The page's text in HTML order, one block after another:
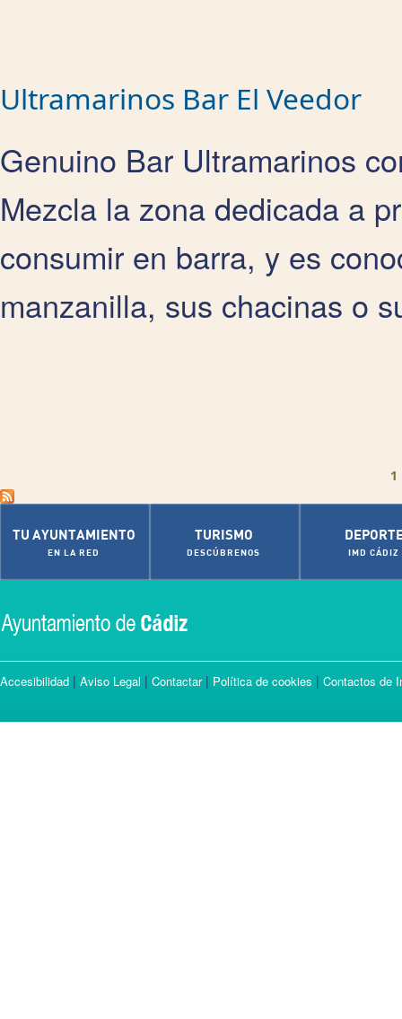
Ultramarinos Bar El Veedor
Genuino Bar Ultramarinos
Mezcla la zona dedicada a
consumir en barra, y es
manzanilla, sus chacinas o
1
TU AYUNTAMIENTO
EN LA RED
TURISMO
DESCÚBRENOS IMD CÁDIZ
Accesibilidad | Aviso Legal | Contactar| Política de cookies | Contactos de